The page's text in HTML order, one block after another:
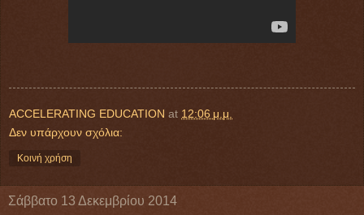
ACCELERATING EDUCATION at 12:06 μ.μ.
Δεν υπάρχουν σχόλια:
Κοινή χρήση
Σάββατο 13 Δεκεμβρίου 2014